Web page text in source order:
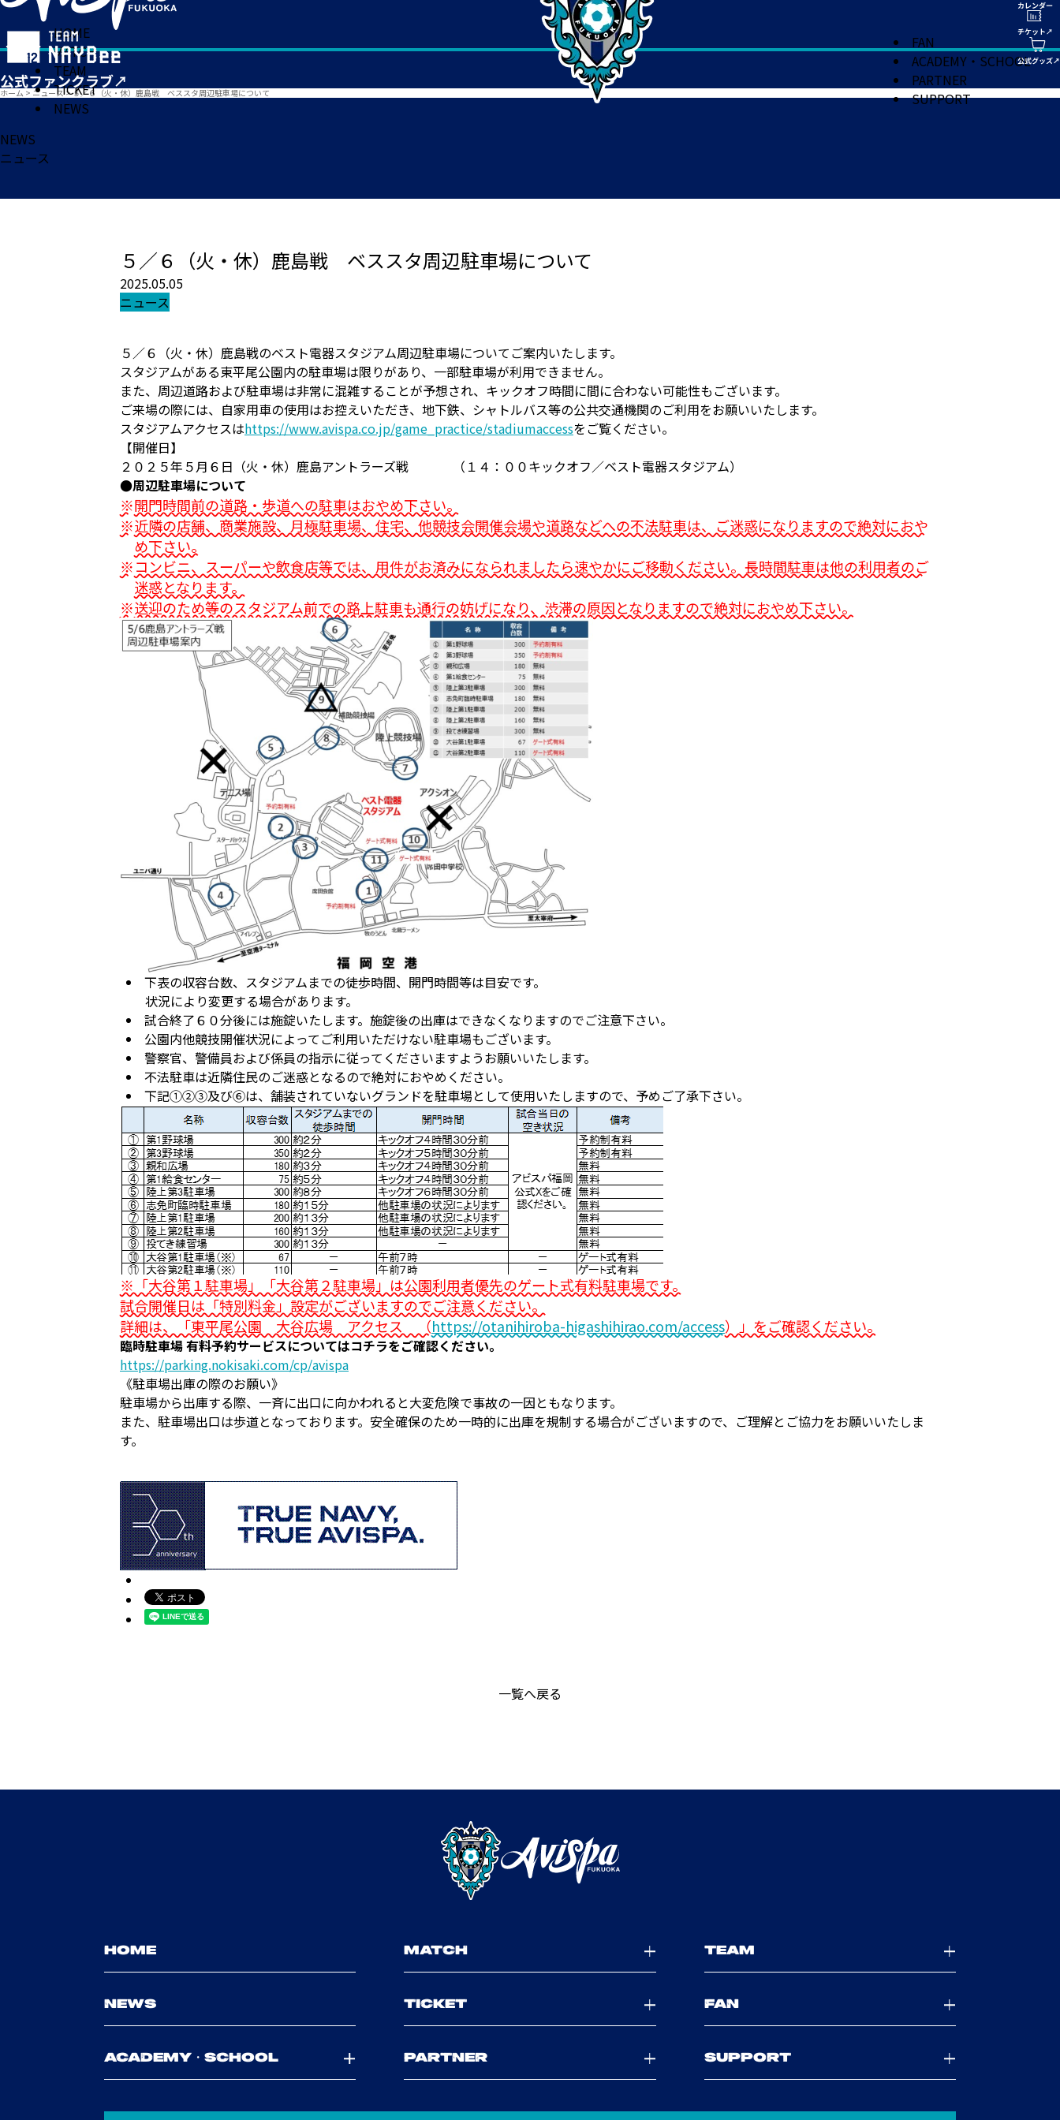
HOME
MATCH
TEAM
TICKET
NEWS
FAN
ACADEMY・SCHOOL
PARTNER
SUPPORT
ホーム > ニュース>５／６（火・休）鹿島戦 ベススタ周辺駐車場について
NEWS
ニュース
５／６（火・休）鹿島戦 ベススタ周辺駐車場について
2025.05.05
ニュース
５／６（火・休）鹿島戦のベスト電器スタジアム周辺駐車場についてご案内いたします。
スタジアムがある東平尾公園内の駐車場は限りがあり、一部駐車場が利用できません。
また、周辺道路および駐車場は非常に混雑することが予想され、キックオフ時間に間に合わない可能性もございます。
ご来場の際には、自家用車の使用はお控えいただき、地下鉄、シャトルバス等の公共交通機関のご利用をお願いいたします。
スタジアムアクセスはhttps://www.avispa.co.jp/game_practice/stadiumaccessをご覧ください。
【開催日】
２０２５年５月６日（火・休）鹿島アントラーズ戦 （１４：００キックオフ／ベスト電器スタジアム）
●周辺駐車場について
開門時間前の道路・歩道への駐車はおやめ下さい。
近隣の店舗、商業施設、月極駐車場、住宅、他競技会開催会場や道路などへの不法駐車は、ご迷惑になりますので絶対におや
め下さい。
コンビニ、スーパーや飲食店等では、用件がお済みになられましたら速やかにご移動ください。長時間駐車は他の利用者のご
迷惑となります。
送迎のため等のスタジアム前での路上駐車も通行の妨げになり、渋滞の原因となりますので絶対におやめ下さい。
下表の収容台数、スタジアムまでの徒歩時間、開門時間等は目安です。
状況により変更する場合があります。
試合終了６０分後には施錠いたします。施錠後の出庫はできなくなりますのでご注意下さい。
公園内他競技開催状況によってご利用いただけない駐車場もございます。
警察官、警備員および係員の指示に従ってくださいますようお願いいたします。
不法駐車は近隣住民のご迷惑となるので絶対におやめください。
下記①②③及び⑥は、舗装されていないグランドを駐車場として使用いたしますので、予めご了承下さい。
※「大谷第１駐車場」「大谷第２駐車場」は公園利用者優先のゲート式有料駐車場です。
試合開催日は「特別料金」設定がございますのでご注意ください。
詳細は、「東平尾公園 大谷広場 アクセス （https://otanihiroba-higashihirao.com/access）」をご確認ください。
臨時駐車場 有料予約サービスについてはコチラをご確認ください。
https://parking.nokisaki.com/cp/avispa
《駐車場出庫の際のお願い》
駐車場から出庫する際、一斉に出口に向かわれると大変危険で事故の一因ともなります。
また、駐車場出口は歩道となっております。安全確保のため一時的に出庫を規制する場合がございますので、ご理解とご協力をお願いいたしま
す。
一覧へ戻る
HOME MATCH TEAM
NEWS TICKET FAN
ACADEMY・SCHOOL PARTNER SUPPORT